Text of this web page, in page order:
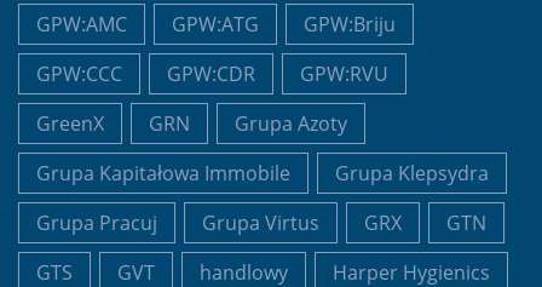
GPW:AMC GPW:ATG
GPW:Briju
GPW:CCC
GPW:CDR
GPW:RVU
GreenX
GRN
Grupa Azoty
Grupa Kapitałowa Immobile
Grupa Klepsydra
Grupa Pracuj
Grupa Virtus GRX
GTN
GTS
GVT handlowy
Harper Hygienics